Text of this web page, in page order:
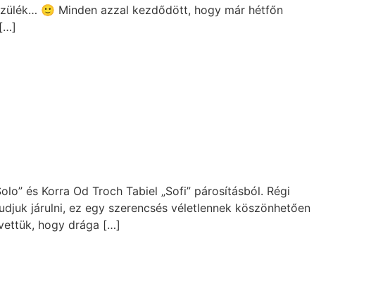
🙂 Minden azzal kezdődött, hogy már hétfőn
és Korra Od Troch Tabiel „Sofi” párosításból. Régi
járulni, ez egy szerencsés véletlennek köszönhetően
hogy drága […]